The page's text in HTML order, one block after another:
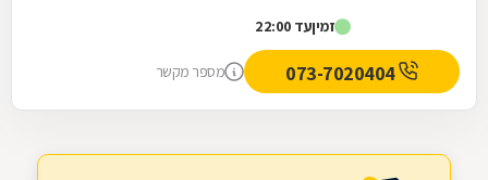
ושימוש...
זמיןעד 22:00
073-7020404 מספר מקשר